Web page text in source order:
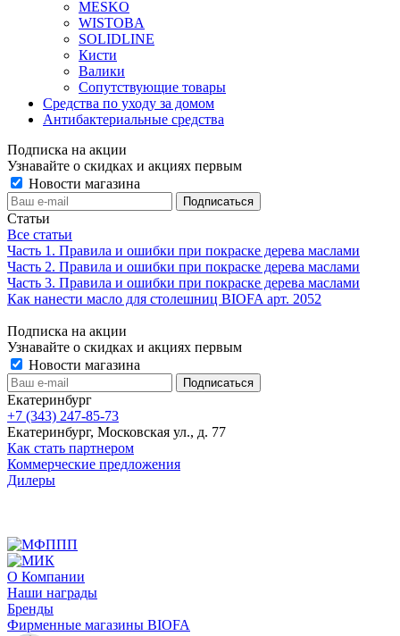
MESKO
WISTOBA
SOLIDLINE
Кисти
Валики
Сопутствующие товары
Средства по уходу за домом
Антибактериальные средства
Подписка на акции
Узнавайте о скидках и акциях первым
Новости магазина
Статьи
Все статьи
Часть 1. Правила и ошибки при покраске дерева маслами
Часть 2. Правила и ошибки при покраске дерева маслами
Часть 3. Правила и ошибки при покраске дерева маслами
Как нанести масло для столешниц BIOFA арт. 2052
Подписка на акции
Узнавайте о скидках и акциях первым
Новости магазина
Екатеринбург
+7 (343) 247-85-73
Екатеринбург, Московская ул., д. 77
Как стать партнером
Коммерческие предложения
Дилеры
О Компании
Наши награды
Бренды
Фирменные магазины BIOFA